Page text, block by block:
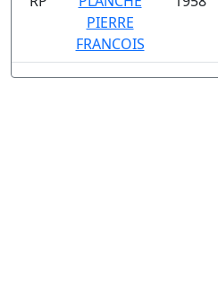
PIERRE
FRANCOIS